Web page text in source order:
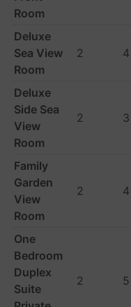
Room
Deluxe
Sea View
Room
2 4
Deluxe
Side Sea
View
Room
2 3
Family
Garden
View
Room
2 4
One
Bedroom
Duplex
Suite
2 5